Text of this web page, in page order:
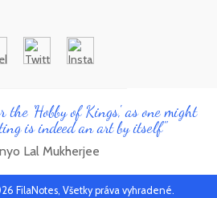
the 'Hobby of Kings', as one might
is indeed an art by itself"
Lal Mukherjee
FilaNotes, Všetky práva vyhradené.